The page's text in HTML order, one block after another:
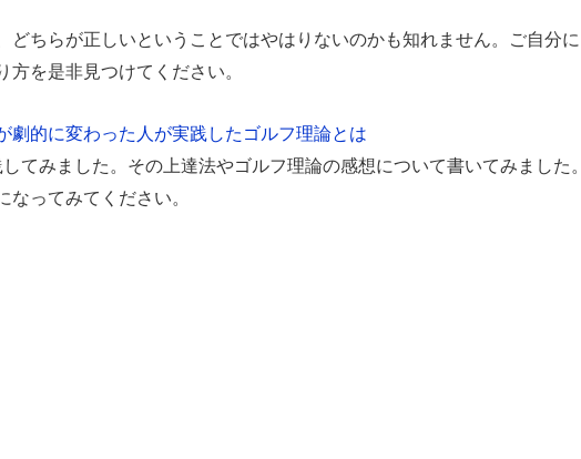
どちらが正しいということではやはりないのかも知れません。ご自分に
方を是非見つけてください。
劇的に変わった人が実践したゴルフ理論とは
してみました。その上達法やゴルフ理論の感想について書いてみました。
なってみてください。